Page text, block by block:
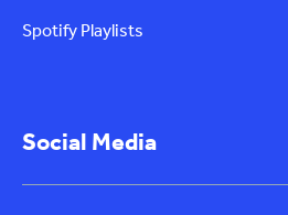
Spotify Playlists
Social Media